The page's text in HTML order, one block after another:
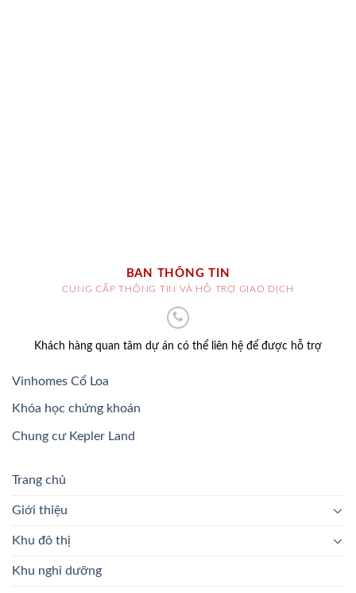
BAN THÔNG TIN
CUNG CẤP THÔNG TIN VÀ HỖ TRỢ GIAO DỊCH
Khách hàng quan tâm dự án có thể liên hệ để được hỗ trợ
Vinhomes Cổ Loa
Khóa học chứng khoán
Chung cư Kepler Land
Trang chủ
Giới thiệu
Khu đô thị
Khu nghỉ dưỡng